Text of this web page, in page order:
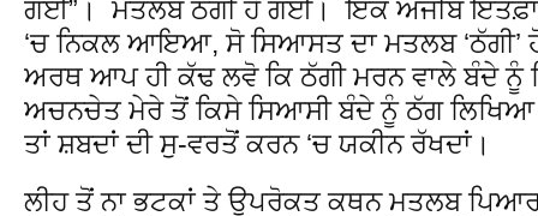
ਗਈ”। ਮੱਤਲਬ ਠੱਗੀ ਹੋ ਗਈ। ਇੱਕ ਅਜੀਬ
‘ਚ ਨਿਕਲ ਆਇਆ, ਸੋ ਸਿਆਸਤ ਦਾ ਮਤਲਬ
ਅਰਥ ਆਪ ਹੀ ਕੱਢ ਲਵੋ ਕਿ ਠੱਗੀ ਮਰਨ ਵਾਲੇ ਬੰਦੇ ਨੂੰ
ਅਚਨਚੇਤ ਮੇਰੇ ਤੋਂ ਕਿਸੇ ਸਿਆਸੀ ਬੰਦੇ ਨੂੰ ਠੱਗ ਲਿਖਿਆ
ਤਾਂ ਸ਼ਬਦਾਂ ਦੀ ਸੁ-ਵਰਤੋਂ ਕਰਨ ‘ਚ ਯਕੀਨ ਰੱਖਦਾਂ।
ਲੀਹ ਤੋਂ ਨਾ ਭਟਕਾਂ ਤੇ ਉਪਰੋਕਤ ਕਥਨ ਮਤਲਬ